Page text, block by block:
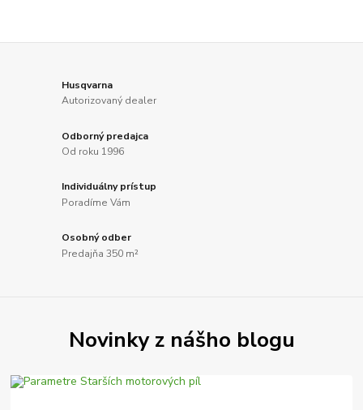
Husqvarna
Autorizovaný dealer
Odborný predajca
Od roku 1996
Individuálny prístup
Poradíme Vám
Osobný odber
Predajňa 350 m²
Novinky z nášho blogu